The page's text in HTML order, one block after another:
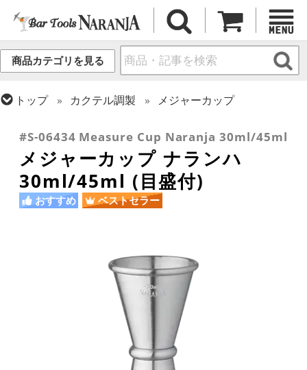
商品カテゴリを見る
トップ カクテル調製
メジャーカップ
#S-06434 Measure Cup Naranja 30ml/45ml
メジャーカップ ナランハ
30ml/45ml (目盛付)
おすすめ ベストセラー